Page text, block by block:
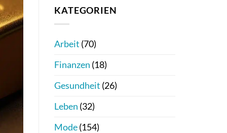
KATEGORIEN
Arbeit (70)
Finanzen (18)
Gesundheit (26)
Leben (32)
Mode(154)